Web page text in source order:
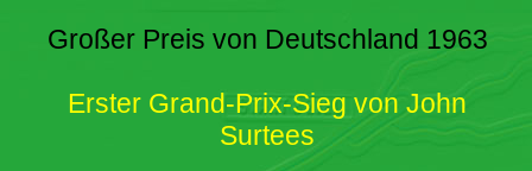
Großer Preis von Deutschland 1963
Erster Grand-Prix-Sieg von John
Surtees